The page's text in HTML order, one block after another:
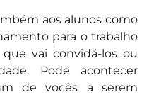
aos alunos como
para o trabalho
que vai convidá-los ou
Pode acontecer
de vocês a serem